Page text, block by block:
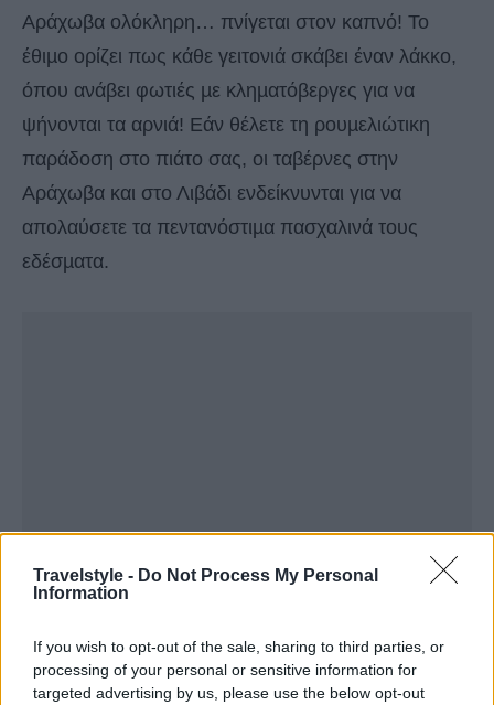
Travelstyle - Do Not Process My Personal
Information
If you wish to opt-out of the sale, sharing to third parties, or
processing of your personal or sensitive information for
targeted advertising by us, please use the below opt-out
Αράχωβα ολόκληρη… πνίγεται στον καπνό! Το
έθιµο ορίζει πως κάθε γειτονιά σκάβει έναν λάκκο,
όπου ανάβει φωτιές µε κληµατόβεργες για να
ψήνονται τα αρνιά! Εάν θέλετε τη ρουµελιώτικη
παράδοση στο πιάτο σας, οι ταβέρνες στην
Αράχωβα και στο Λιβάδι ενδείκνυνται για να
απολαύσετε τα πεντανόστιµα πασχαλινά τους
εδέσµατα.